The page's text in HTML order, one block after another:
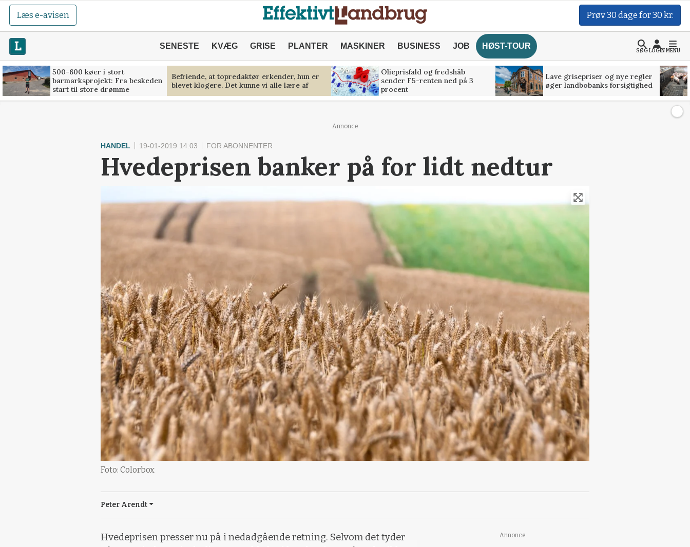
Læs e-avisen Prøv 30 dage for 30 kr.
SENESTE KVÆG GRISE PLANTER MASKINER BUSINESS JOB HØST-TOUR
SØGLOGINMENU
500-600 køer i stort
barmarksprojekt: Fra beskeden
start til store drømme
Befriende, at topredaktør erkender, hun er
blevet klogere. Det kunne vi alle lære af
Olieprisfald og fredshåb
sender F5-renten ned på 3
procent
Lave grisepriser og nye regler
øger landbobanks forsigtighed
Annonce
HANDEL 19-01-2019 14:03 FOR ABONNENTER
Hvedeprisen banker på for lidt nedtur
Foto: Colorbox
Peter Arendt
Hvedeprisen presser nu på i nedadgående retning. Selvom det tyder
Annonce